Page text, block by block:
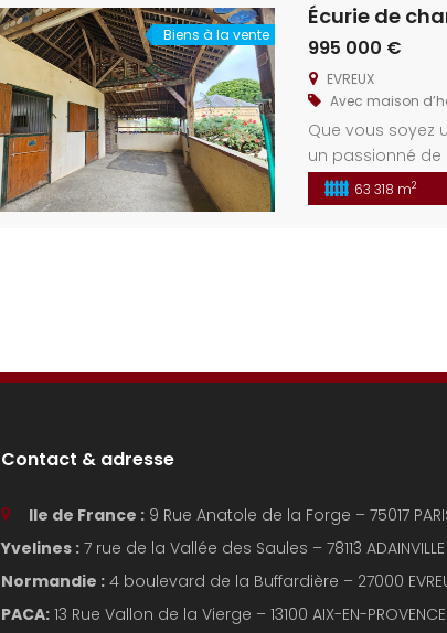
géographique :
Biens à la vente
Écurie de
995 000 €
EVREUX
Avec maison
Que vous soyez
un passionné de
cette propriété
et efficacité.
63 318 m2
Contact & adresse
Ile de France : 9 Rue Anatole de la Forge – 75017
Yvelines : 7 rue de la Vallée des Saules – 78113
Normandie : 4 boulevard de la Buffardière – 27000
PACA: 13 Rue Vallon de la Vierge – 13100 AIX-EN-